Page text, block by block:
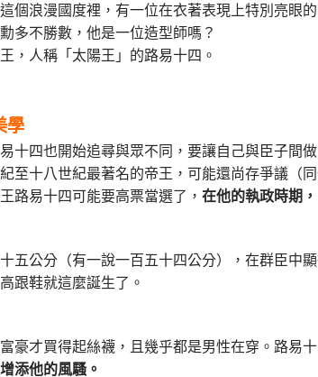
個浪漫國度裡，有一位在衣著表現上特別亮眼
多不勝數，他是一位造型師嗎？
，人稱「太陽王」的路易十四。
學
十四也開始追尋與眾不同，要讓自己與臣子間
至十八世紀最著名的帝王，可能還尚存爭議（
路易十四可能要高票當選了， 在他的執政時期
五公分（有一說一百五十四公分），在群臣中
高跟鞋就這麼誕生了。
豪才買得起絲襪，且幾乎都是男性在穿。路易
添他的風騷。